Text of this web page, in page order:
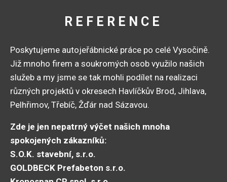
REFERENCE
Poskytujeme autojeřábnické práce po celé Vysočině.
Již mnoho firem a soukromých osob využilo našich
služeb a my jsme se tak mohli podílet na realizaci
různých projektů v okresech Havlíčkův Brod, Jihlava,
Pelhřimov, Třebíč, Žďár nad Sázavou.
Zde je jen nepatrný výčet našich mnoha
spokojených zákazníků:
S.O.K. stavební, s.r.o.
GOLDBECK Prefabeton s.r.o.